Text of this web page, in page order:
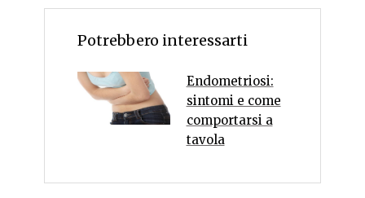
Potrebbero interessarti
Endometriosi:
sintomi e come
comportarsi a
tavola